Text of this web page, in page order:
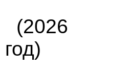
(2026
год)